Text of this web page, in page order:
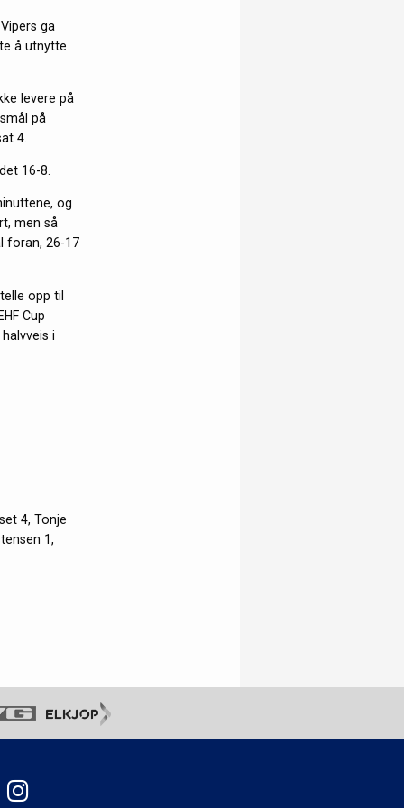
ga
å utnytte
levere på
på
4.
16-8.
og
men så
foran, 26-17
opp til
Cup
i
4, Tonje
1,